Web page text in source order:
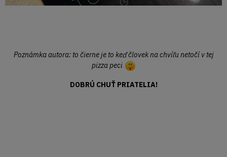
Poznámka autora: to čierne je to keď človek na chvíľu netočí v tej
pizza peci
DOBRÚ CHUŤ PRIATELIA!